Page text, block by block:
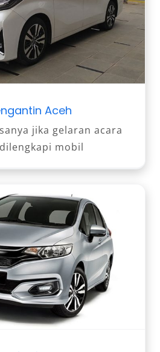
Aceh
jika gelaran acara
mobil